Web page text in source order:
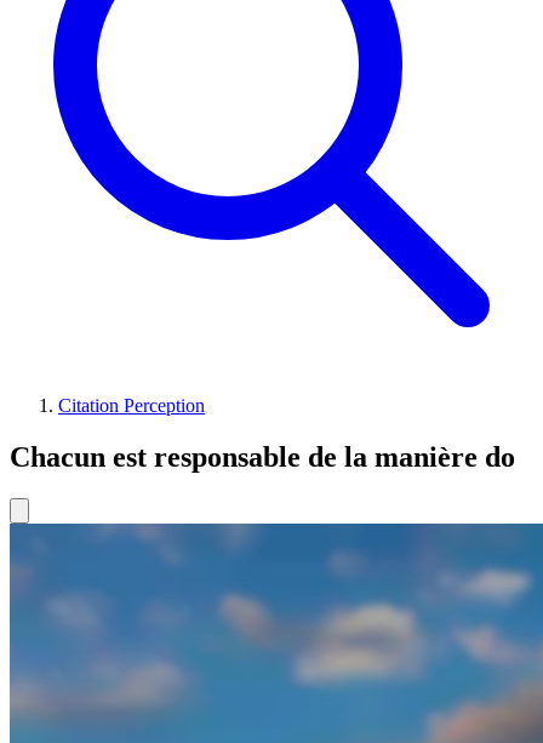
Citation Perception
Chacun est responsable de la manière do